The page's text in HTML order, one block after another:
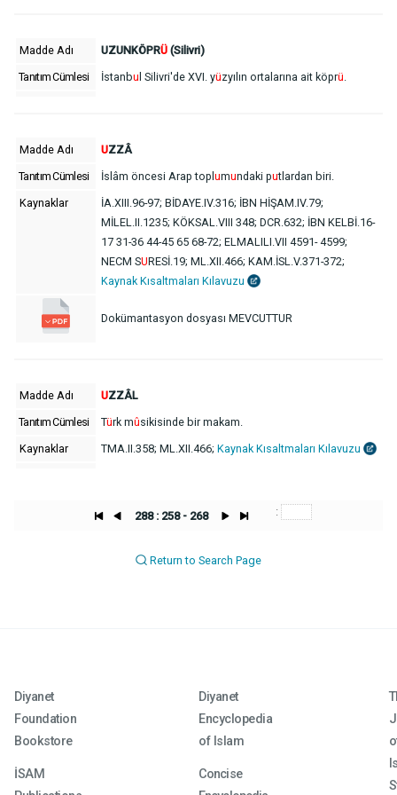
Madde Adı UZUNKÖPRÜ (Silivri)
Tanıtım Cümlesi
İstanbu l Silivri'de XVI. yüzyılın ortalarına ait köprü.
Madde Adı UZZÂ
Tanıtım Cümlesi
İslâm öncesi Arap topl umundaki putlardan biri.
Kaynaklar
İA.XIII.96-97; BİDAYE.IV.316; İBN HİŞAM.IV.79;
MİLEL.II.1235; KÖKSAL.VIII 348; DCR.632; İBN KELBİ.16-
17 31-36 44-45 65 68-72; ELMALILI.VII 4591- 4599;
NECM SURESİ.19; ML.XII.466; KAM.İSL.V.371-372;
Kaynak Kısaltmaları Kılavuzu
Dokümantasyon dosyası MEVCUTTUR
Madde Adı UZZÂL
Tanıtım Cümlesi
Türk mûsikisinde bir makam.
Kaynaklar
TMA.II.358; ML.XII.466; Kaynak Kısaltmaları Kılavuzu
288 : 258 - 268 :
Return to Search Page
Diyanet
Foundation
Bookstore
İSAM
Diyanet
Encyclopedia
of Islam
Concise